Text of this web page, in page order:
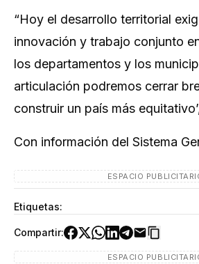
“Hoy el desarrollo territorial
innovación y trabajo conjunto
los departamentos y los
articulación podremos cerrar
construir un país más
Con información del Sistema
ESPACIO
Etiquetas:
Compartir:
ESPACIO